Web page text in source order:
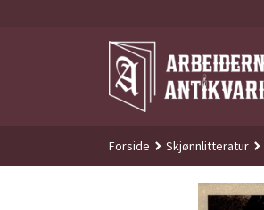
Forside Skjønnlitteratur